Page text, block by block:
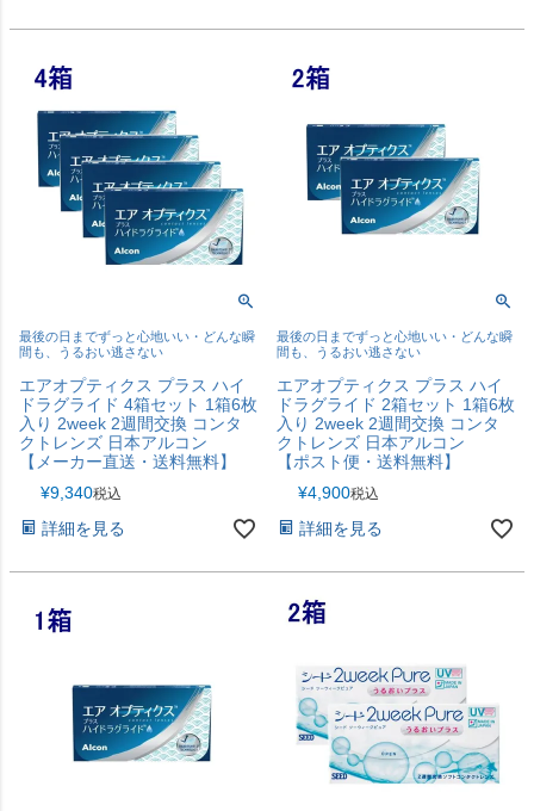
最後の日までずっと心地いい・どんな瞬
間も、うるおい逃さない
エアオプティクス プラス ハイ
ドラグライド 4箱セット 1箱6枚
入り 2week 2週間交換 コンタ
クトレンズ 日本アルコン
【メーカー直送・送料無料】
¥9,340税込
詳細を見る
最後の日までずっと心地いい・どんな瞬
間も、うるおい逃さない
エアオプティクス プラス ハイ
ドラグライド 2箱セット 1箱6枚
入り 2week 2週間交換 コンタ
クトレンズ 日本アルコン
【ポスト便・送料無料】
¥4,900税込
詳細を見る